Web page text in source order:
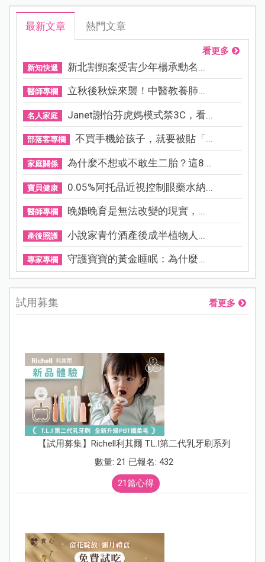
最新文章 熱門文章
看更多
新知快遞 新北割頸案受害少年楊承勳名...
醫師專欄 立秋後秋燥來襲！中醫教養肺...
名人家庭 Janet謝怡芬虎媽模式禁3C，看...
部落客專欄 不買手機給孩子，就要被貼「...
家庭關係 為什麼不想或不敢生二胎？這8...
寶貝健康 0.05%阿托品近視控制眼藥水納...
醫師專欄 晚婚晚育是無法改變的現實，...
產後照護 小說家青竹酒產後成半植物人...
專家專欄 守護寶寶的黃金睡眠：為什麼...
試用募集 看更多
【試用募集】Richell利其爾 T.L.I第二代乳牙刷系列
數量: 21 已報名: 432
21篇心得